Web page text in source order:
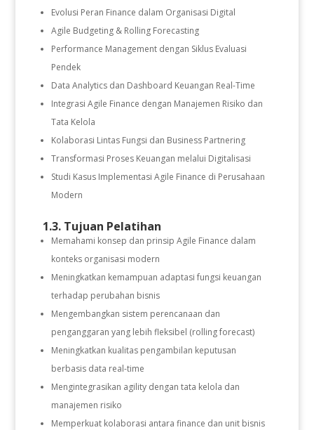
Evolusi Peran Finance dalam Organisasi Digital
Agile Budgeting & Rolling Forecasting
Performance Management dengan Siklus Evaluasi
Pendek
Data Analytics dan Dashboard Keuangan Real-Time
Integrasi Agile Finance dengan Manajemen Risiko dan
Tata Kelola
Kolaborasi Lintas Fungsi dan Business Partnering
Transformasi Proses Keuangan melalui Digitalisasi
Studi Kasus Implementasi Agile Finance di Perusahaan
Modern
1.3. Tujuan Pelatihan
Memahami konsep dan prinsip Agile Finance dalam
konteks organisasi modern
Meningkatkan kemampuan adaptasi fungsi keuangan
terhadap perubahan bisnis
Mengembangkan sistem perencanaan dan
penganggaran yang lebih fleksibel (rolling forecast)
Meningkatkan kualitas pengambilan keputusan
berbasis data real-time
Mengintegrasikan agility dengan tata kelola dan
manajemen risiko
Memperkuat kolaborasi antara finance dan unit bisnis